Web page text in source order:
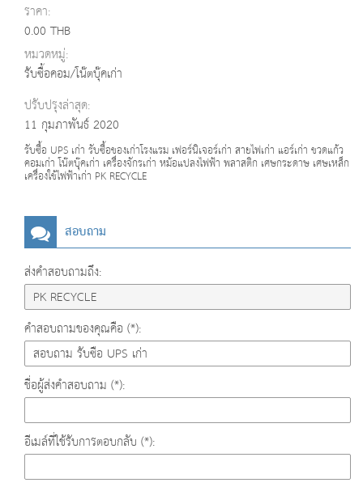
ราคา:
0.00 THB
หมวดหมู่:
รับซื้อคอม/โน๊ตบุ๊คเก่า
ปรับปรุงล่าสุด:
11 กุมภาพันธ์ 2020
รับซื้อ UPS เก่า รับซื้อของเก่าโรงแรม เฟอร์นิเจอร์เก่า สายไฟเก่า แอร์เก่า ขวดแก้ว
คอมเก่า โน๊ตบุ๊คเก่า เครื่องจักรเก่า หม้อแปลงไฟฟ้า พลาสติก เศษกระดาษ เศษเหล็ก
เครื่องใช้ไฟฟ้าเก่า PK RECYCLE
สอบถาม
ส่งคำสอบถามถึง:
คำสอบถามของคุณคือ (*):
ชื่อผู้ส่งคำสอบถาม (*):
อีเมล์ที่ใช้รับการตอบกลับ (*):